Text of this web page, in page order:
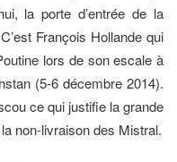
la porte d’entrée de la
François Hollande qui
lors de son escale à
(5-6 décembre 2014).
ce qui justifie la grande
non-livraison des Mistral.